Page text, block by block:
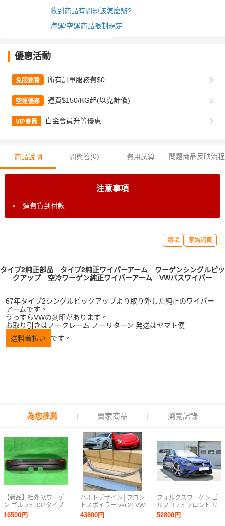
收到商品有問題該怎麼辦?
海運/空運商品限制規定
優惠活動
免服務費 所有訂單服務費$0
空運優惠 運費$150/KG起(以克計價)
VIP會員 白金會員升等優惠
商品說明 問與答(0) 費用試算 問題商品反映流程
注意事項
運費貨到付款
翻譯 原始網頁
タイプ2純正部品 タイプ2純正ワイパーアーム ワーゲンシングルピッ
クアップ 空冷ワーゲン純正ワイパーアーム VWバスワイパー
67年タイプ2シングルピックアップより取り外した純正のワイパー
アームです。
うっすらVWの刻印があります。
お取り引きはノークレーム ノーリターン 発送はヤマト便
送料着払い
です。
為您推薦 賣家商品 瀏覽記錄
【新品】社外 V.ワーゲ
ン ゴルフ5 R32タイプ
リアバンパー アンダー
スポイラー Y0149
16500円
ハルトデザイン│フロン
トスポイラー ver.2│VW
ザ ビートル(2013-
2016)│FRP製 未塗装│
43800円
フォルクスワーゲン ゴ
ルフ R 7.5 フロント リ
ップ スプリッター スポ
イラー Ver.3/エプロン
52800円